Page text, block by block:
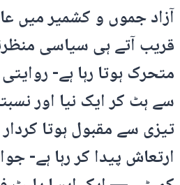
آزاد جموں و کشمیر میں
قریب آتے ہی سیاسی
متحرک ہوتا رہا ہے-
سے ہٹ کر ایک نیا اور
تیزی سے مقبول ہوتا
ارتعاش پیدا کر رہا ہے-